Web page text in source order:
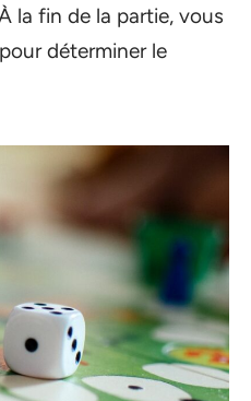
la fin de la partie, vous
déterminer le